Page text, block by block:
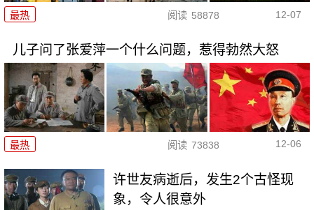
最热 阅读 58878 12-07
儿子问了张爱萍一个什么问题，惹得勃然大怒
最热 阅读 73838 12-06
许世友病逝后，发生2个古怪现
象，令人很意外